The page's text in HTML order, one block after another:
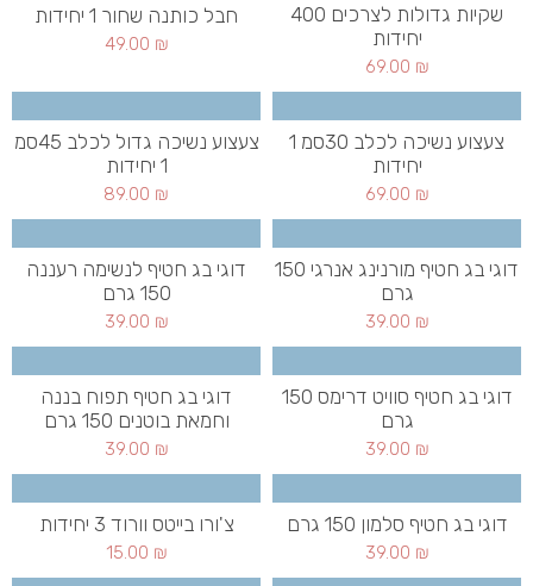
שקיות גדולות לצרכים 400
יחידות
69.00 ₪
חבל כותנה שחור 1 יחידות
49.00 ₪
צעצוע נשיכה לכלב 30סמ 1
יחידות
69.00 ₪
צעצוע נשיכה גדול לכלב 45סמ
1 יחידות
89.00 ₪
דוגי בג חטיף מורנינג אנרגי 150
גרם
39.00 ₪
דוגי בג חטיף לנשימה רעננה
150 גרם
39.00 ₪
דוגי בג חטיף סוויט דרימס 150
גרם
39.00 ₪
דוגי בג חטיף תפוח בננה
וחמאת בוטנים 150 גרם
39.00 ₪
דוגי בג חטיף סלמון 150 גרם
39.00 ₪
צ'ורו בייטס וורוד 3 יחידות
15.00 ₪